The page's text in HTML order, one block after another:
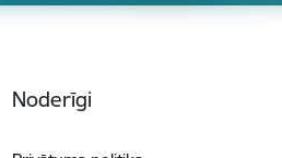
Noderīgi